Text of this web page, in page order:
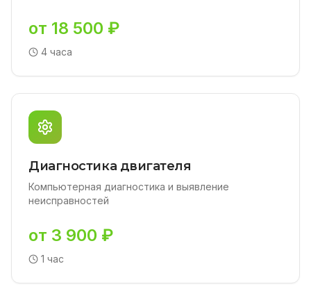
от 18 500 ₽
4 часа
Диагностика двигателя
Компьютерная диагностика и выявление
неисправностей
от 3 900 ₽
1 час